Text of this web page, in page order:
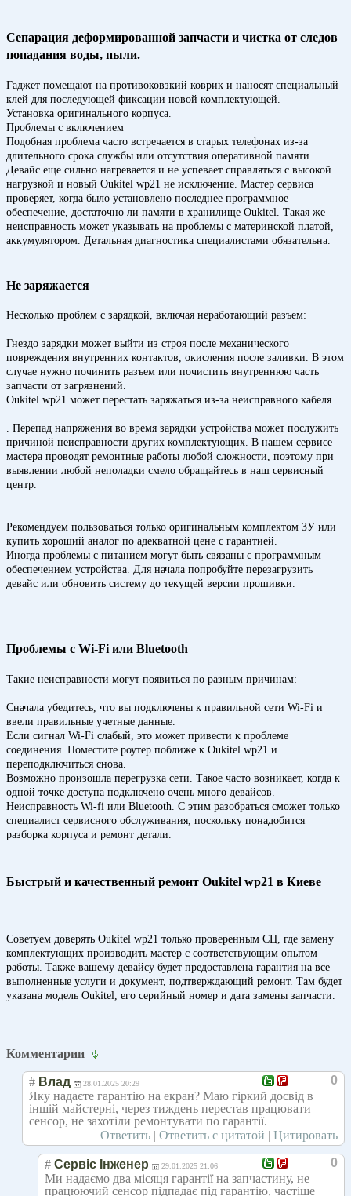
Сепарация деформированной запчасти и чистка от следов
попадания воды, пыли.
Гаджет помещают на противоковзкий коврик и наносят специальный
клей для последующей фиксации новой комплектующей.
Установка оригинального корпуса.
Проблемы с включением
Подобная проблема часто встречается в старых телефонах из-за
длительного срока службы или отсутствия оперативной памяти.
Девайс еще сильно нагревается и не успевает справляться с высокой
нагрузкой и новый Oukitel wp21 не исключение. Мастер сервиса
проверяет, когда было установлено последнее программное
обеспечение, достаточно ли памяти в хранилище Oukitel. Такая же
неисправность может указывать на проблемы с материнской платой,
аккумулятором. Детальная диагностика специалистами обязательна.
Не заряжается
Несколько проблем с зарядкой, включая неработающий разъем:
Гнездо зарядки может выйти из строя после механического
повреждения внутренних контактов, окисления после заливки. В этом
случае нужно починить разъем или почистить внутреннюю часть
запчасти от загрязнений.
Oukitel wp21 может перестать заряжаться из-за неисправного кабеля.
. Перепад напряжения во время зарядки устройства может послужить
причиной неисправности других комплектующих. В нашем сервисе
мастера проводят ремонтные работы любой сложности, поэтому при
выявлении любой неполадки смело обращайтесь в наш сервисный
центр.
Рекомендуем пользоваться только оригинальным комплектом ЗУ или
купить хороший аналог по адекватной цене с гарантией.
Иногда проблемы с питанием могут быть связаны с программным
обеспечением устройства. Для начала попробуйте перезагрузить
девайс или обновить систему до текущей версии прошивки.
Проблемы с Wi-Fi или Bluetooth
Такие неисправности могут появиться по разным причинам:
Сначала убедитесь, что вы подключены к правильной сети Wi-Fi и
ввели правильные учетные данные.
Если сигнал Wi-Fi слабый, это может привести к проблеме
соединения. Поместите роутер поближе к Oukitel wp21 и
переподключиться снова.
Возможно произошла перегрузка сети. Такое часто возникает, когда к
одной точке доступа подключено очень много девайсов.
Неисправность Wi-fi или Bluetooth. С этим разобраться сможет только
специалист сервисного обслуживания, поскольку понадобится
разборка корпуса и ремонт детали.
Быстрый и качественный ремонт Oukitel wp21 в Киеве
Советуем доверять Oukitel wp21 только проверенным СЦ, где замену
комплектующих производить мастер с соответствующим опытом
работы. Также вашему девайсу будет предоставлена гарантия на все
выполненные услуги и документ, подтверждающий ремонт. Там будет
указана модель Oukitel, его серийный номер и дата замены запчасти.
Комментарии
0
# Влад 28.01.2025 20:29
Яку надаєте гарантію на екран? Маю гіркий досвід в
іншій майстерні, через тиждень перестав працювати
сенсор, не захотіли ремонтувати по гарантії.
Ответить | Ответить с цитатой | Цитировать
0
# Сервіс Інженер 29.01.2025 21:06
Ми надаємо два місяця гарантії на запчастину, не
працюючий сенсор підпадає під гарантію, частіше